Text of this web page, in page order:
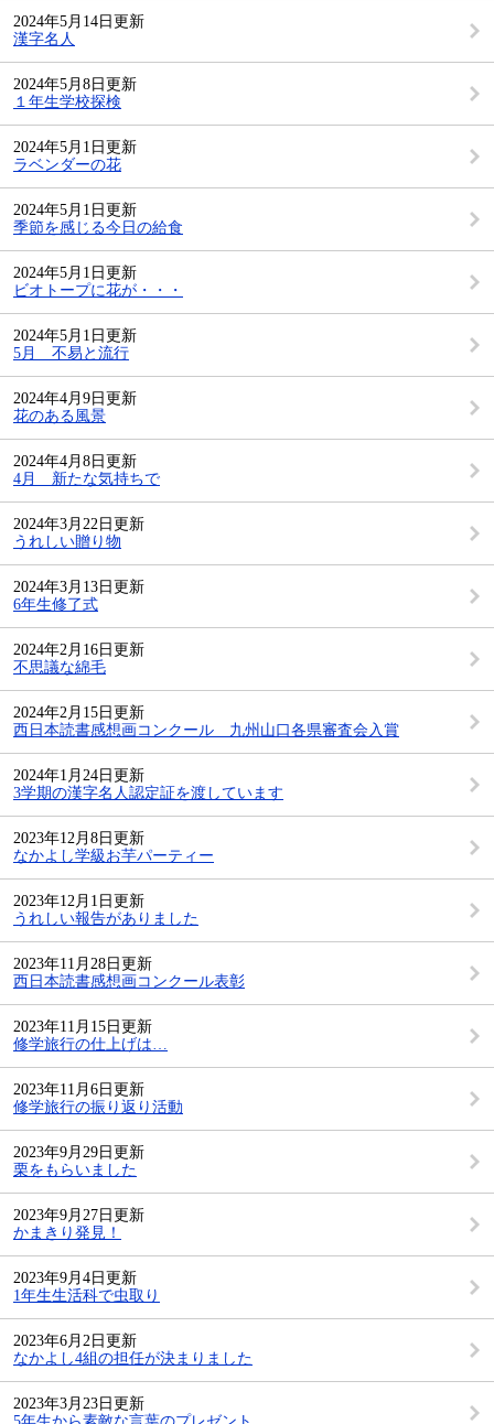
2024年5月14日更新
漢字名人
2024年5月8日更新
１年生学校探検
2024年5月1日更新
ラベンダーの花
2024年5月1日更新
季節を感じる今日の給食
2024年5月1日更新
ビオトープに花が・・・
2024年5月1日更新
5月 不易と流行
2024年4月9日更新
花のある風景
2024年4月8日更新
4月 新たな気持ちで
2024年3月22日更新
うれしい贈り物
2024年3月13日更新
6年生修了式
2024年2月16日更新
不思議な綿毛
2024年2月15日更新
西日本読書感想画コンクール 九州山口各県審査会入賞
2024年1月24日更新
3学期の漢字名人認定証を渡しています
2023年12月8日更新
なかよし学級お芋パーティー
2023年12月1日更新
うれしい報告がありました
2023年11月28日更新
西日本読書感想画コンクール表彰
2023年11月15日更新
修学旅行の仕上げは…
2023年11月6日更新
修学旅行の振り返り活動
2023年9月29日更新
栗をもらいました
2023年9月27日更新
かまきり発見！
2023年9月4日更新
1年生生活科で虫取り
2023年6月2日更新
なかよし4組の担任が決まりました
2023年3月23日更新